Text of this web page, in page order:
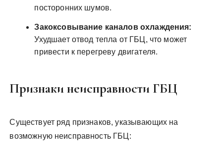
посторонних шумов.
Закоксовывание каналов охлаждения:
Ухудшает отвод тепла от ГБЦ, что может
привести к перегреву двигателя.
Признаки неисправности ГБЦ
Существует ряд признаков, указывающих на
возможную неисправность ГБЦ: